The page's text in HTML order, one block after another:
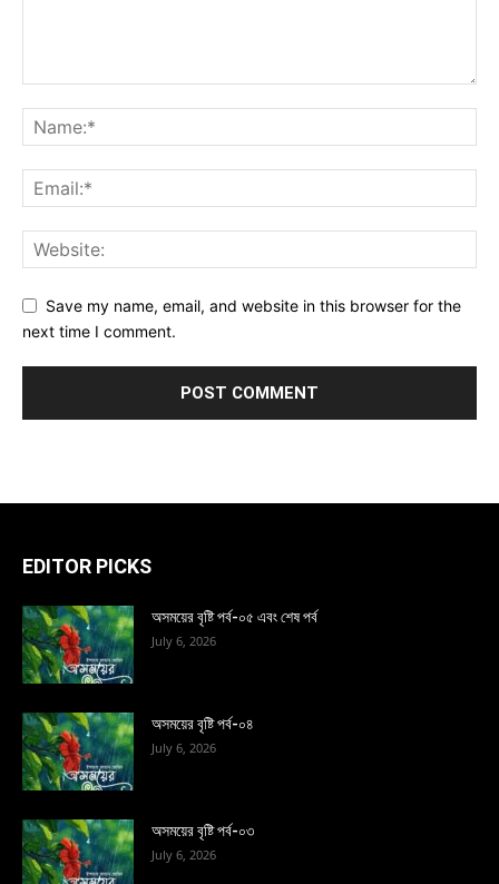
Save my name, email, and website in this browser for the
next time I comment.
EDITOR PICKS
অসময়ের বৃষ্টি পর্ব-০৫ এবং শেষ পর্ব
July 6, 2026
অসময়ের বৃষ্টি পর্ব-০৪
July 6, 2026
অসময়ের বৃষ্টি পর্ব-০৩
July 6, 2026